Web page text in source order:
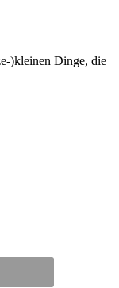
)kleinen Dinge, die